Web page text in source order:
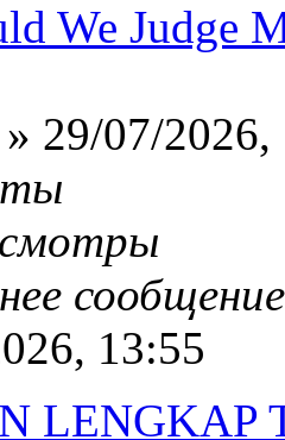
We Judge
» 29/07/2026,
13:55
LENGKAP